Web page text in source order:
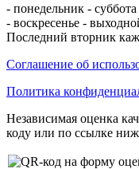
- понедельник -
- воскресенье -
Последний вторник
Соглашение об
Политика
Независимая оценка
коду или по ссылке